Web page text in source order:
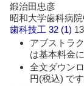
鍛治田忠彦
昭和大学歯科病
歯科技工 32 (1)
アブストラ
は基本料金
全文ダウン
円(税込) です